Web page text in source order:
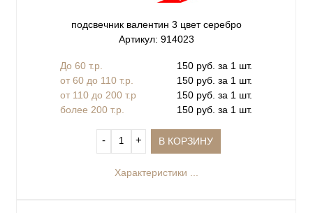
подсвечник валентин 3 цвет серебро
Артикул: 914023
До 60 т.р.
150 руб. за 1 шт.
от 60 до 110 т.р.
150 руб. за 1 шт.
от 110 до 200 т.р
150 руб. за 1 шт.
более 200 т.р.
150 руб. за 1 шт.
‐ + В КОРЗИНУ
Характеристики ...